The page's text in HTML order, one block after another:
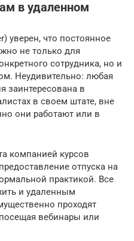
в удаленном
уверен, что постоянное
не только для
сотрудника, но и
Неудивительно: любая
заинтересована в
в своем штате, вне
они работают или в
компанией курсов
отпуска на
практикой. Все
и удаленным
проходят
вебинары или